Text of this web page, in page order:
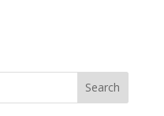
Search